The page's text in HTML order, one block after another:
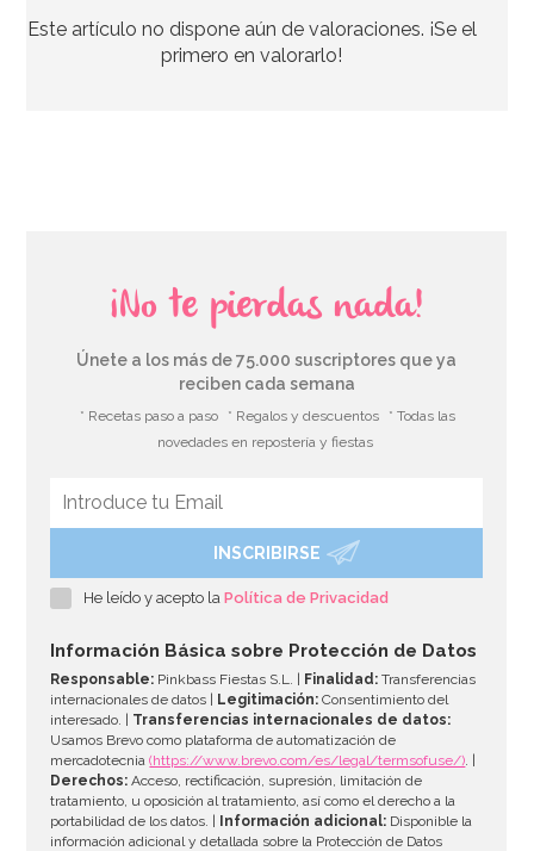
3,15€
Este artículo no dispone aún de valoraciones. ¡Se el
primero en valorarlo!
¡No te pierdas nada!
Únete a los más de 75.000 suscriptores que ya
reciben cada semana
* Recetas paso a paso * Regalos y descuentos
* Todas las
novedades en repostería y fiestas
INSCRIBIRSE
He leído y acepto laPolítica de Privacidad
Información Básica sobre Protección de Datos
Responsable: Pinkbass Fiestas S.L. | Finalidad: Transferencias
internacionales de datos |
Legitimación: Consentimiento del
interesado. | Transferencias internacionales de datos:
Usamos Brevo como plataforma de automatización de
mercadotecnia(https://www.brevo.com/es/legal/termsofuse/). |
Derechos: Acceso, rectificación, supresión, limitación de
tratamiento, u oposición al tratamiento, así como el derecho a la
portabilidad de los datos. |
Información adicional: Disponible la
información adicional y detallada sobre la Protección de Datos